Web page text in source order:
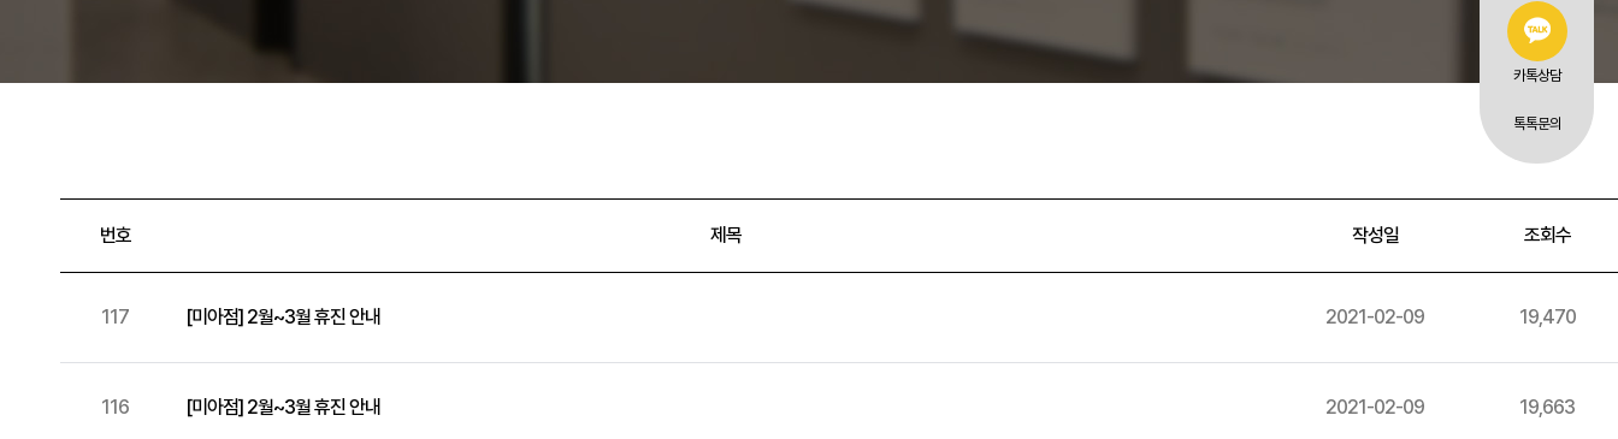
번호 제목 작성일 조회수
117 [미아점] 2월~3월 휴진 안내 2021-02-09 19,470
116 [미아점] 2월~3월 휴진 안내 2021-02-09 19,663
카톡상담
톡톡문의